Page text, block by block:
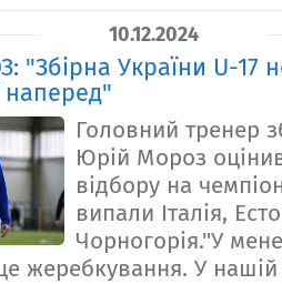
10.12.2024
"Збірна України U-17
наперед"
Головний тренер
Юрій Мороз
відбору на
випали Італія,
Чорногорія."У
жеребкування. У нашій